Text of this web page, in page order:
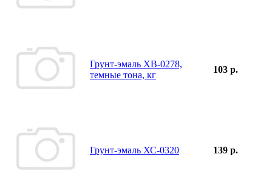
Грунт-эмаль ХВ-0278,
темные тона, кг
103 р.
Грунт-эмаль ХС-0320 139 р.